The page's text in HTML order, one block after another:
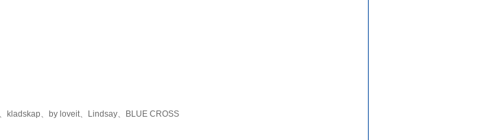
kladskap、by loveit、Lindsay、BLUE CROSS